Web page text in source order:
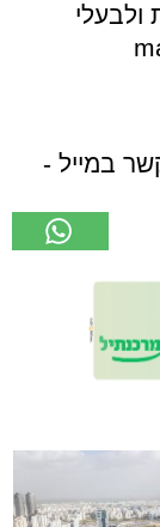
ולבעלי
במייל -